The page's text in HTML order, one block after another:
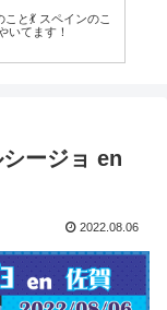
と💃 スペインのこ
いてます！
ージョ en
2022.08.06